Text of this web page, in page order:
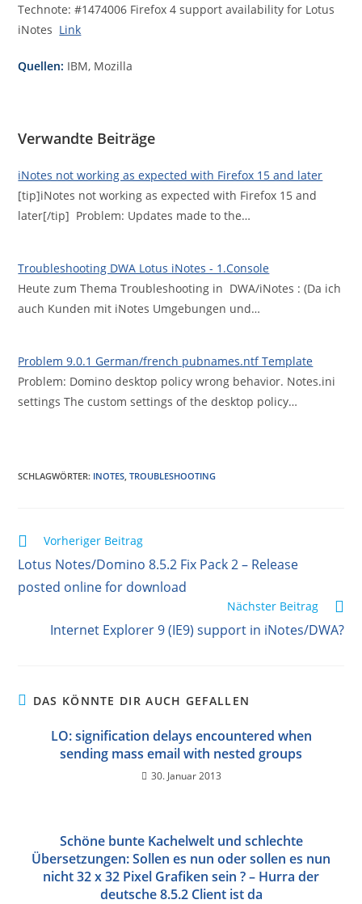
Technote: #1474006 Firefox 4 support availability for Lotus
iNotes Link
Quellen: IBM, Mozilla
Verwandte Beiträge
iNotes not working as expected with Firefox 15 and later
[tip]iNotes not working as expected with Firefox 15 and
later[/tip] Problem: Updates made to the…
Troubleshooting DWA Lotus iNotes - 1.Console
Heute zum Thema Troubleshooting in DWA/iNotes : (Da ich
auch Kunden mit iNotes Umgebungen und…
Problem 9.0.1 German/french pubnames.ntf Template
Problem: Domino desktop policy wrong behavior. Notes.ini
settings The custom settings of the desktop policy…
SCHLAGWÖRTER: INOTES, TROUBLESHOOTING
Weitere
ansehen
Vorheriger Beitrag
Lotus Notes/Domino 8.5.2 Fix Pack 2 – Release
posted online for download
Nächster Beitrag
Internet Explorer 9 (IE9) support in iNotes/DWA?
DAS KÖNNTE DIR AUCH GEFALLEN
LO: signification delays encountered when
sending mass email with nested groups
30. Januar 2013
Schöne bunte Kachelwelt und schlechte
Übersetzungen: Sollen es nun oder sollen es nun
nicht 32 x 32 Pixel Grafiken sein ? – Hurra der
deutsche 8.5.2 Client ist da